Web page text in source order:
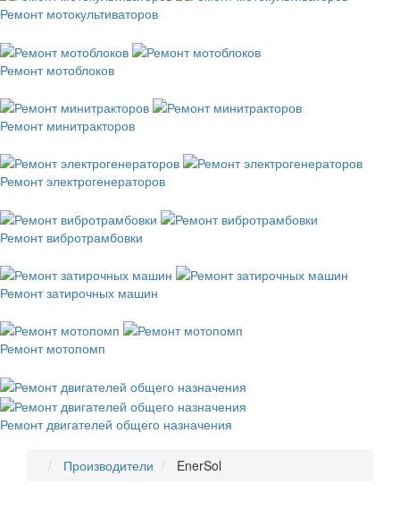
Ремонт мотокультиваторов
Ремонт мотоблоков
Ремонт минитракторов
Ремонт электрогенераторов
Ремонт вибротрамбовки
Ремонт затирочных машин
Ремонт мотопомп
Ремонт двигателей общего назначения
Производители EnerSol